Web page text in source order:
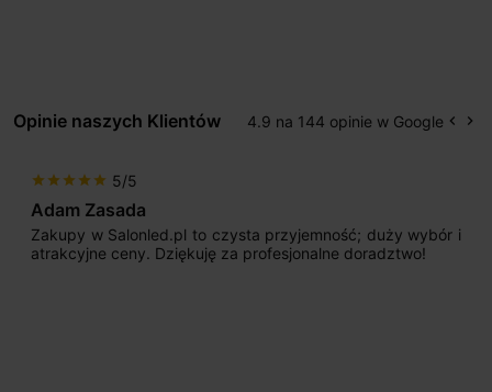
Opinie naszych Klientów 4.9 na 144 opinie w Google keyboard_arrow_left keyboard_arrow_right
star star star star star 5/5
Adam Zasada
Zakupy w Salonled.pl to czysta przyjemność; duży wybór i
atrakcyjne ceny. Dziękuję za profesjonalne doradztwo!